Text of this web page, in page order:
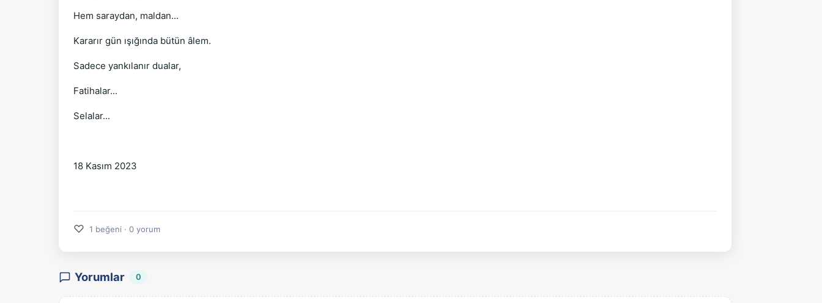
Hem saraydan, maldan...
Kararır gün ışığında bütün âlem.
Sadece yankılanır dualar,
Fatihalar...
Selalar...
18 Kasım 2023
♡ 1 beğeni · 0 yorum
Yorumlar 0